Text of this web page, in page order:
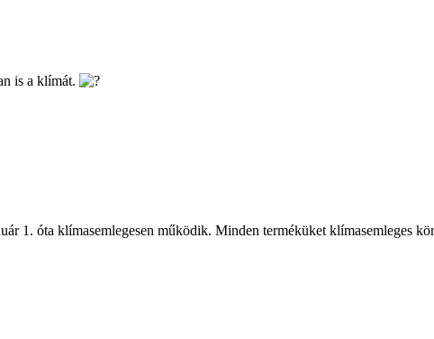
is a klímát.
1. óta klímasemlegesen működik. Minden terméküket klímasemleges